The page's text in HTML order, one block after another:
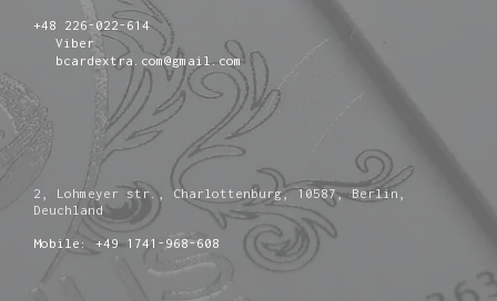
+48 226-022-614
Viber
bcardextra.com@gmail.com
2, Lohmeyer str., Charlottenburg, 10587, Berlin,
Deuchland
Mobile: +49 1741-968-608